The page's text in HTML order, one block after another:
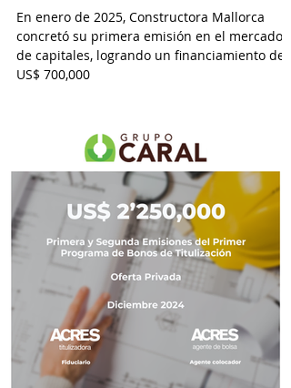
En enero de 2025, Constructora Mallorca
concretó su primera emisión en el mercado
de capitales, logrando un financiamiento de
US$ 700,000